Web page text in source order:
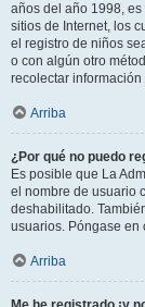
años del año 1998,
sitios de Internet, los
el registro de niños
o con algún otro
recolectar
Arriba
¿Por qué no puedo
Es posible que La
el nombre de usuario
deshabilitado.
usuarios. Póngase en
Arriba